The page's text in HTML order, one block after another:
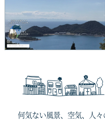
何気ない風景、空気、人